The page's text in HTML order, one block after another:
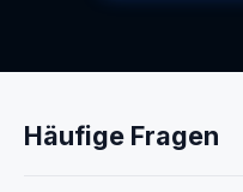
Häufige Fragen